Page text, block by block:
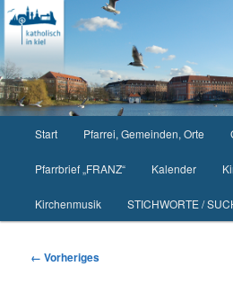
Zum
primären
Inhalt
springen
Start Pfarrei, Gemeinden, Orte
Pfarrbrief „FRANZ“ Kalender
Kirchenmusik STICHWORTE /
Bilder-
← Vorheriges